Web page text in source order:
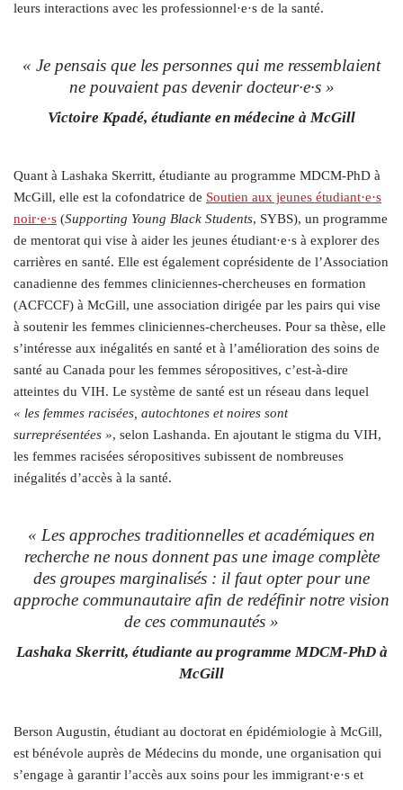
leurs interactions avec les professionnel·e·s de la santé.
« Je pensais que les personnes qui me ressemblaient
ne pouvaient pas devenir docteur·e·s»
Victoire Kpadé, étudiante en médecine à McGill
Quant à Lashaka Skerritt, étudiante au programme MDCM-PhD à
McGill, elle est la cofondatrice de Soutien aux jeunes étudiant·e·s
noir·e·s (Supporting Young Black Students, SYBS), un programme
de mentorat qui vise à aider les jeunes étudiant·e·s à explorer des
carrières en santé. Elle est également coprésidente de l’Association
canadienne des femmes cliniciennes-chercheuses en formation
(ACFCCF) à McGill, une association dirigée par les pairs qui vise
à soutenir les femmes cliniciennes-chercheuses. Pour sa thèse, elle
s’intéresse aux inégalités en santé et à l’amélioration des soins de
santé au Canada pour les femmes séropositives, c’est-à-dire
atteintes du VIH. Le système de santé est un réseau dans lequel
« les femmes racisées, autochtones et noires sont
surreprésentées », selon Lashanda. En ajoutant le stigma du VIH,
les femmes racisées séropositives subissent de nombreuses
inégalités d’accès à la santé.
« Les approches traditionnelles et académiques en
recherche ne nous donnent pas une image complète
des groupes marginalisés : il faut opter pour une
approche communautaire afin de redéfinir notre vision
de ces communautés »
Lashaka Skerritt, étudiante au programme MDCM-PhD à
McGill
Berson Augustin, étudiant au doctorat en épidémiologie à McGill,
est bénévole auprès de Médecins du monde, une organisation qui
s’engage à garantir l’accès aux soins pour les immigrant·e·s et